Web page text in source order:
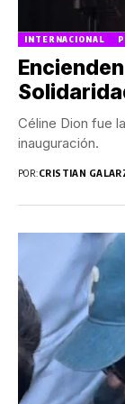
INTERNACIONAL
Céline Dion fue
inauguración.
POR:CRISTIAN